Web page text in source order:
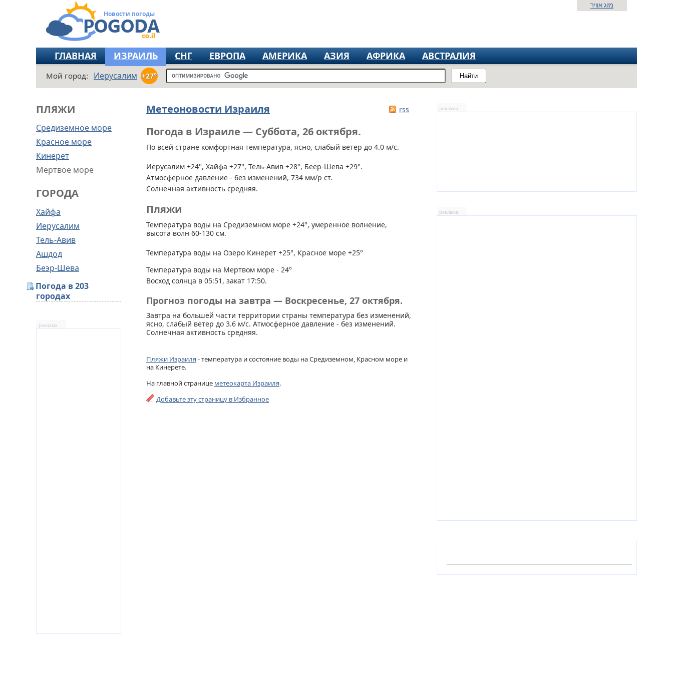
Новости погоды
Найти
מזג אוויר
ГЛАВНАЯ ИЗРАИЛЬ СНГ ЕВРОПА АМЕРИКА АЗИЯ АФРИКА АВСТРАЛИЯ
Мой город: Иерусалим +27°
ПЛЯЖИ
Средиземное море
Красное море
Кинерет
Мертвое море
ГОРОДА
Хайфа
Иерусалим
Тель-Авив
Ашдод
Беэр-Шева
Погода в 203
городах
реклама
Метеоновости Израиля rss
Погода в Израиле — Суббота, 26 октября.
По всей стране комфортная температура, ясно, слабый ветер до 4.0 м/с.
Иерусалим +24°, Хайфа +27°, Тель-Авив +28°, Беер-Шева +29°.
Атмосферное давление - без изменений, 734 мм/р ст.
Солнечная активность средняя.
Пляжи
Температура воды на Средиземном море +24°, умеренное волнение,
высота волн 60-130 см.
Температура воды на Озеро Кинерет +25°, Красное море +25°
Температура воды на Мертвом море - 24°
Восход солнца в 05:51, закат 17:50.
Прогноз погоды на завтра — Воскресенье, 27 октября.
Завтра на большей части территории страны температура без изменений,
ясно, слабый ветер до 3.6 м/с. Атмосферное давление - без изменений.
Солнечная активность средняя.
Пляжи Израиля- температура и состояние воды на Средиземном, Красном море и
на Кинерете.
На главной странице метеокарта Израиля.
Добавьте эту страницу в Избранное
реклама
реклама